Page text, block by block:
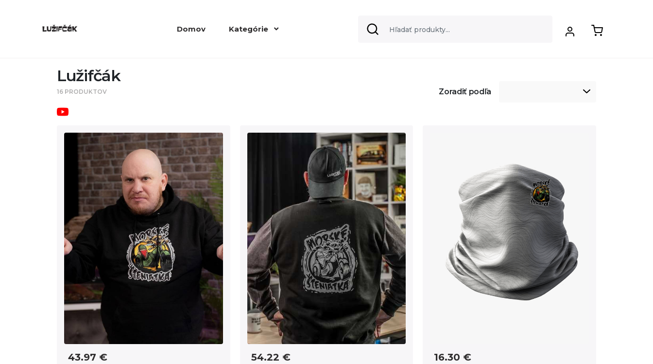
Domov Kategórie
Lužifčák
16 PRODUKTOV Zoradiť podľa
43.97 € 54.22 € 16.30 €